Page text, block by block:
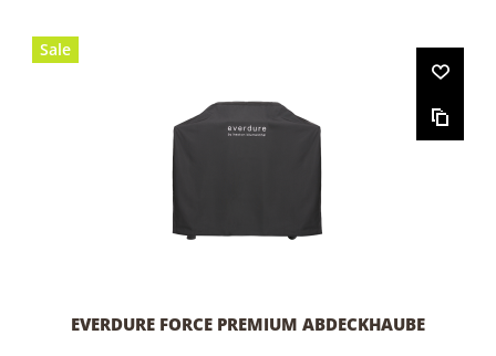
Sale
EVERDURE FORCE PREMIUM ABDECKHAUBE